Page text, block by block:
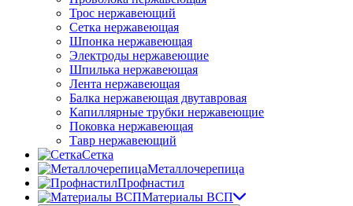
Трос нержавеющий
Сетка нержавеющая
Шпонка нержавеющая
Электроды нержавеющие
Шпилька нержавеющая
Лента нержавеющая
Балка нержавеющая двутавровая
Капиллярные трубки нержавеющие
Поковка нержавеющая
Тавр нержавеющий
Сетка
Металлочерепица
Профнастил
Материалы ВСП